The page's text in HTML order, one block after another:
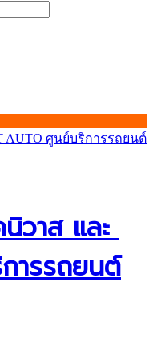
วาส และ
ารรถยนต์